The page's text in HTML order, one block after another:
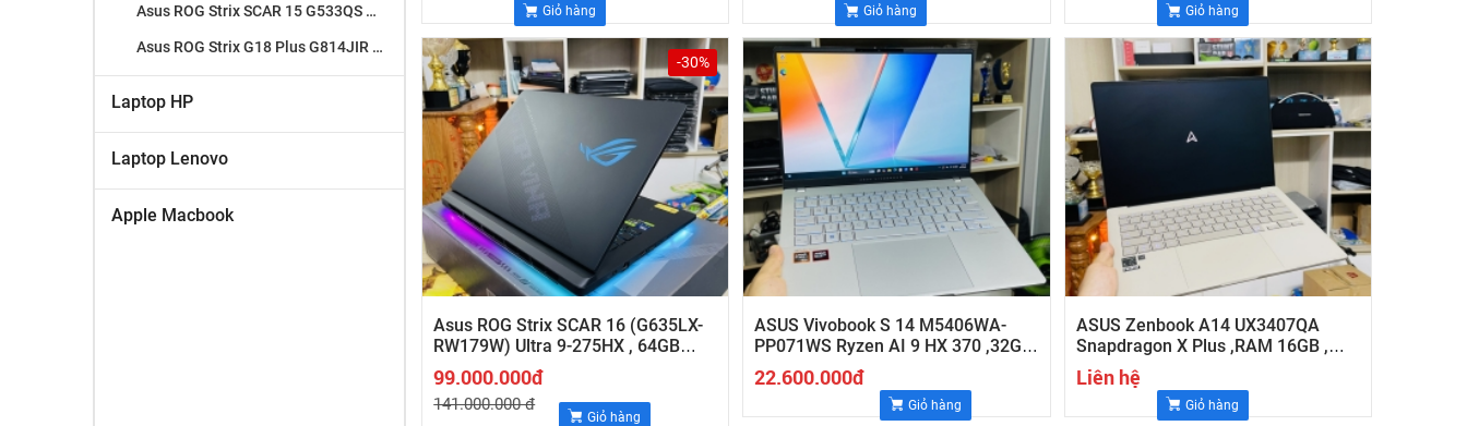
Asus ROG Strix SCAR 15 G533QS Ryzen 9-5900HX || 32GB || SSD 1TB || RTX 3080 8GB || 15.6" Full HD IPS 300Hz
Asus ROG Strix G18 Plus G814JIR I9-14900HX || 32GB RAM || 1TB SSD || RTX 4070 8G || 18" WQHD 2K , 240Hz
Laptop HP
Laptop Lenovo
Apple Macbook
Giỏ hàng Giỏ hàng Giỏ hàng
-30%
Asus ROG Strix SCAR 16 (G635LX-
RW179W) Ultra 9-275HX , 64GB
RAM , SSD 4TB ,RTX 5090 24GB ,
16" 2.5K , 240Hz
99.000.000đ
141.000.000 đ
Giỏ hàng
ASUS Vivobook S 14 M5406WA-
PP071WS Ryzen AI 9 HX 370 ,32GB
RAM ,14" 3K OLED 120Hz
22.600.000đ
Giỏ hàng
ASUS Zenbook A14 UX3407QA
Snapdragon X Plus ,RAM 16GB ,
14inch WUXGA (1920x1200) ,OLED
Liên hệ
Giỏ hàng